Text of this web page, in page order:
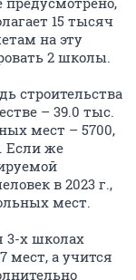
15 тысяч
на эту
2 школы.
строительства
– 39.0 тыс.
мест – 5700,
Если же
в 2023 г.,
мест.
3-х школах
мест, а учится